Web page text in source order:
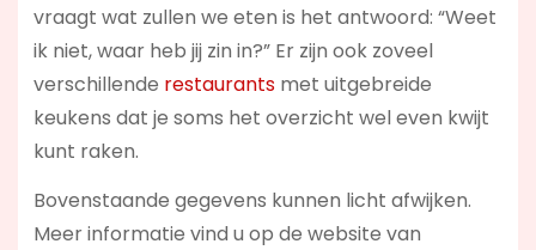
vraagt wat zullen we eten is het antwoord: “Weet
ik niet, waar heb jij zin in?” Er zijn ook zoveel
verschillende restaurantsmet uitgebreide
keukens dat je soms het overzicht wel even kwijt
kunt raken.
Bovenstaande gegevens kunnen licht afwijken.
Meer informatie vind u op de website van